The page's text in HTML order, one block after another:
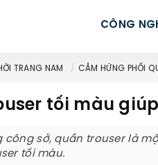
CÔNG
TRANG NAM CẢM HỨNG PHỐI
tối màu
công sở, quần trouser là
tối màu.